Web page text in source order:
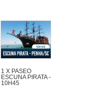
1 X PASEO
ESCUNA PIRATA -
10H45